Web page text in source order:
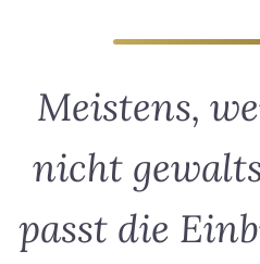
Meistens,
nicht
passt die